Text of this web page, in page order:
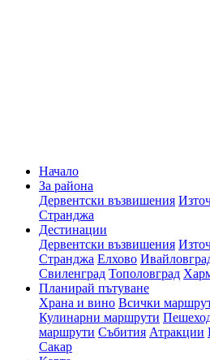
Начало
За района
Дервентски възвишения
Странджа
Дестинации
Дервентски възвишения
Странджа Елхово
Свиленград Тополовград
Планирай пътуване
Храна и вино Всички
Кулинарни маршрути
маршрути Събития Атракции
Сакар